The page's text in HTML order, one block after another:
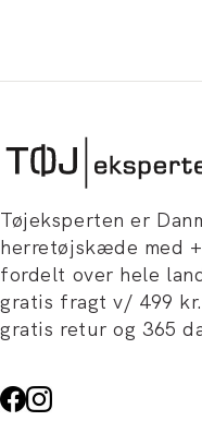
Tøjeksperten er
herretøjskæde med
fordelt over hele
gratis fragt v/ 499
gratis retur og 365